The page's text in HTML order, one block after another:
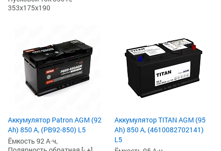
353x175x190
Аккумулятор Patron AGM (92
Ah) 850 А, (PB92-850) L5
Ёмкость 92 А·ч,
Аккумулятор TITAN AGM (95
Ah) 850 А, (4610082702141)
L5